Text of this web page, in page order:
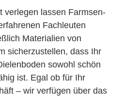
verlegen lassen Farmsen-
Fachleuten
Materialien von
sicherzustellen, dass Ihr
sowohl schön
ist. Egal ob für Ihr
– wir verfügen über das